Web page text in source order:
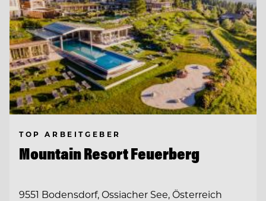
TOP ARBEITGEBER
Mountain Resort Feuerberg
9551 Bodensdorf, Ossiacher See, Österreich